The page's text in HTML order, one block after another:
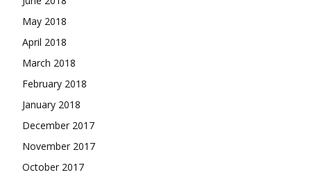
May 2018
April 2018
March 2018
February 2018
January 2018
December 2017
November 2017
October 2017